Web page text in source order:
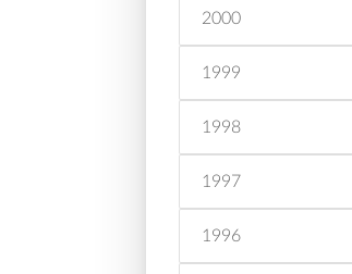
2000
1999
1998
1997
1996